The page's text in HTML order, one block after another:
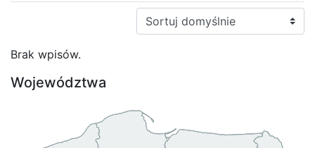
Sortuj:
Brak wpisów.
Województwa